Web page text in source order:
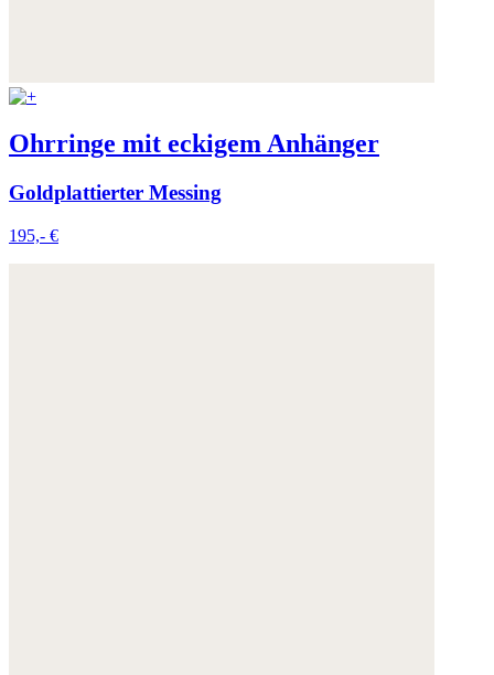
Ohrringe mit eckigem Anhänger
Goldplattierter Messing
195,- €